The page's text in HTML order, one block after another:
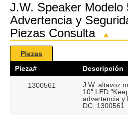
J.W. Speaker Modelo
Advertencia y
Piezas Consulta
▲
Piezas
Pieza#
Descripción
1300561
J.W. altavoz
10″ LED
advertencia y
DC, 1300561